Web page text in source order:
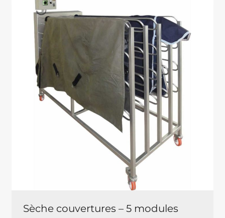
Sèche couvertures – 5 modules